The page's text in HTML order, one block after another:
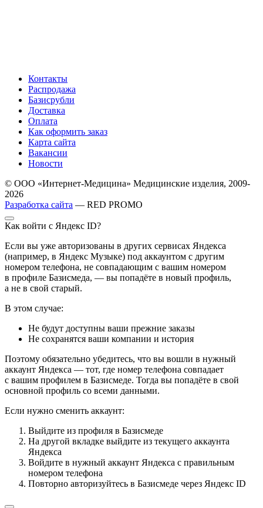
Контакты
Распродажа
Базисрубли
Доставка
Оплата
Как оформить заказ
Карта сайта
Вакансии
Новости
© ООО «Интернет-Медицина» Медицинские изделия, 2009-
2026
Разработка сайта — RED PROMO
Как войти с Яндекс ID?
Если вы уже авторизованы в других сервисах Яндекса
(например, в Яндекс Музыке) под аккаунтом с другим
номером телефона, не совпадающим с вашим номером
в профиле Базисмеда, — вы попадёте в новый профиль,
а не в свой старый.
В этом случае:
Не будут доступны ваши прежние заказы
Не сохранятся ваши компании и история
Поэтому обязательно убедитесь, что вы вошли в нужный
аккаунт Яндекса — тот, где номер телефона совпадает
с вашим профилем в Базисмеде. Тогда вы попадёте в свой
основной профиль со всеми данными.
Если нужно сменить аккаунт:
Выйдите из профиля в Базисмеде
На другой вкладке выйдите из текущего аккаунта
Яндекса
Войдите в нужный аккаунт Яндекса с правильным
номером телефона
Повторно авторизуйтесь в Базисмеде через Яндекс ID